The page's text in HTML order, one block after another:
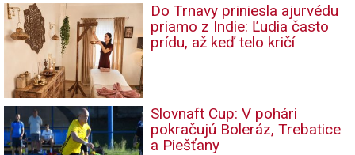
Do Trnavy priniesla ajurvédu
priamo z Indie: Ľudia často
prídu, až keď telo kričí
Slovnaft Cup: V pohári
pokračujú Boleráz, Trebatice
a Piešťany